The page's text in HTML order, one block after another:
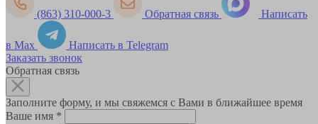
(863) 310-000-3 Обратная связь Написать
в Max
Написать в Telegram
Заказать звонок
Обратная связь
Заполните форму, и мы свяжемся с Вами в ближайшее время
Ваше имя *